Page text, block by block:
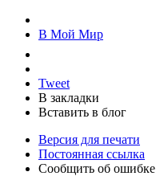
В Мой Мир
Tweet
В закладки
Вставить в блог
Версия для печати
Постоянная ссылка
Сообщить об ошибке